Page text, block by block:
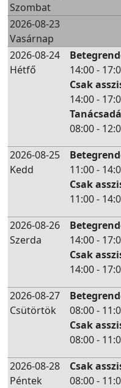
Szombat
2026-08-23
Vasárnap
2026-08-24
Hétfő
14:00 -
Csak
14:00 -
08:00 -
2026-08-25
Kedd
11:00 -
Csak
11:00 -
2026-08-26
Szerda
14:00 -
Csak
14:00 -
2026-08-27
Csütörtök
08:00 -
Csak
08:00 -
2026-08-28
Péntek
Csak
08:00 -